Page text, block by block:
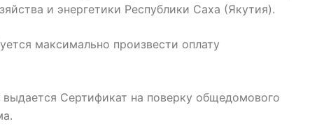
и энергетики Республики Саха (Якутия).
максимально произвести оплату
Сертификат на поверку общедомового